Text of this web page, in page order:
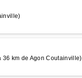
km de Agon Coutainville)